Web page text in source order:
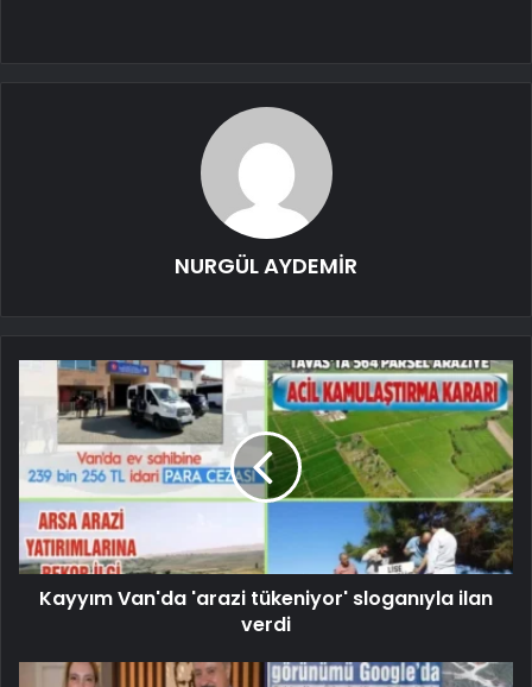
NURGÜL AYDEMİR
Kayyım Van'da 'arazi tükeniyor' sloganıyla ilan
verdi